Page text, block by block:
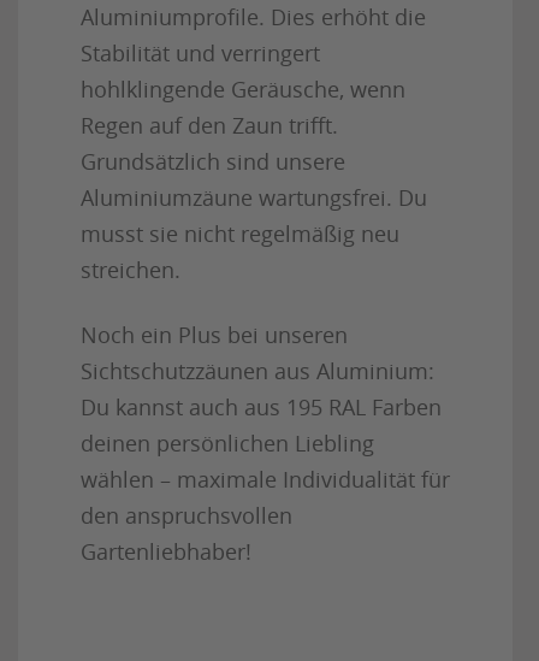
Aluminiumprofile. Dies erhöht die
Stabilität und verringert
hohlklingende Geräusche, wenn
Regen auf den Zaun trifft.
Grundsätzlich sind unsere
Aluminiumzäune wartungsfrei. Du
musst sie nicht regelmäßig neu
streichen.
Noch ein Plus bei unseren
Sichtschutzzäunen aus Aluminium:
Du kannst auch aus 195 RAL Farben
deinen persönlichen Liebling
wählen – maximale Individualität für
den anspruchsvollen
Gartenliebhaber!